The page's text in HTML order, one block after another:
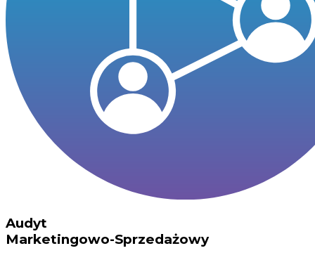
Audyt
Marketingowo-Sprzedażowy